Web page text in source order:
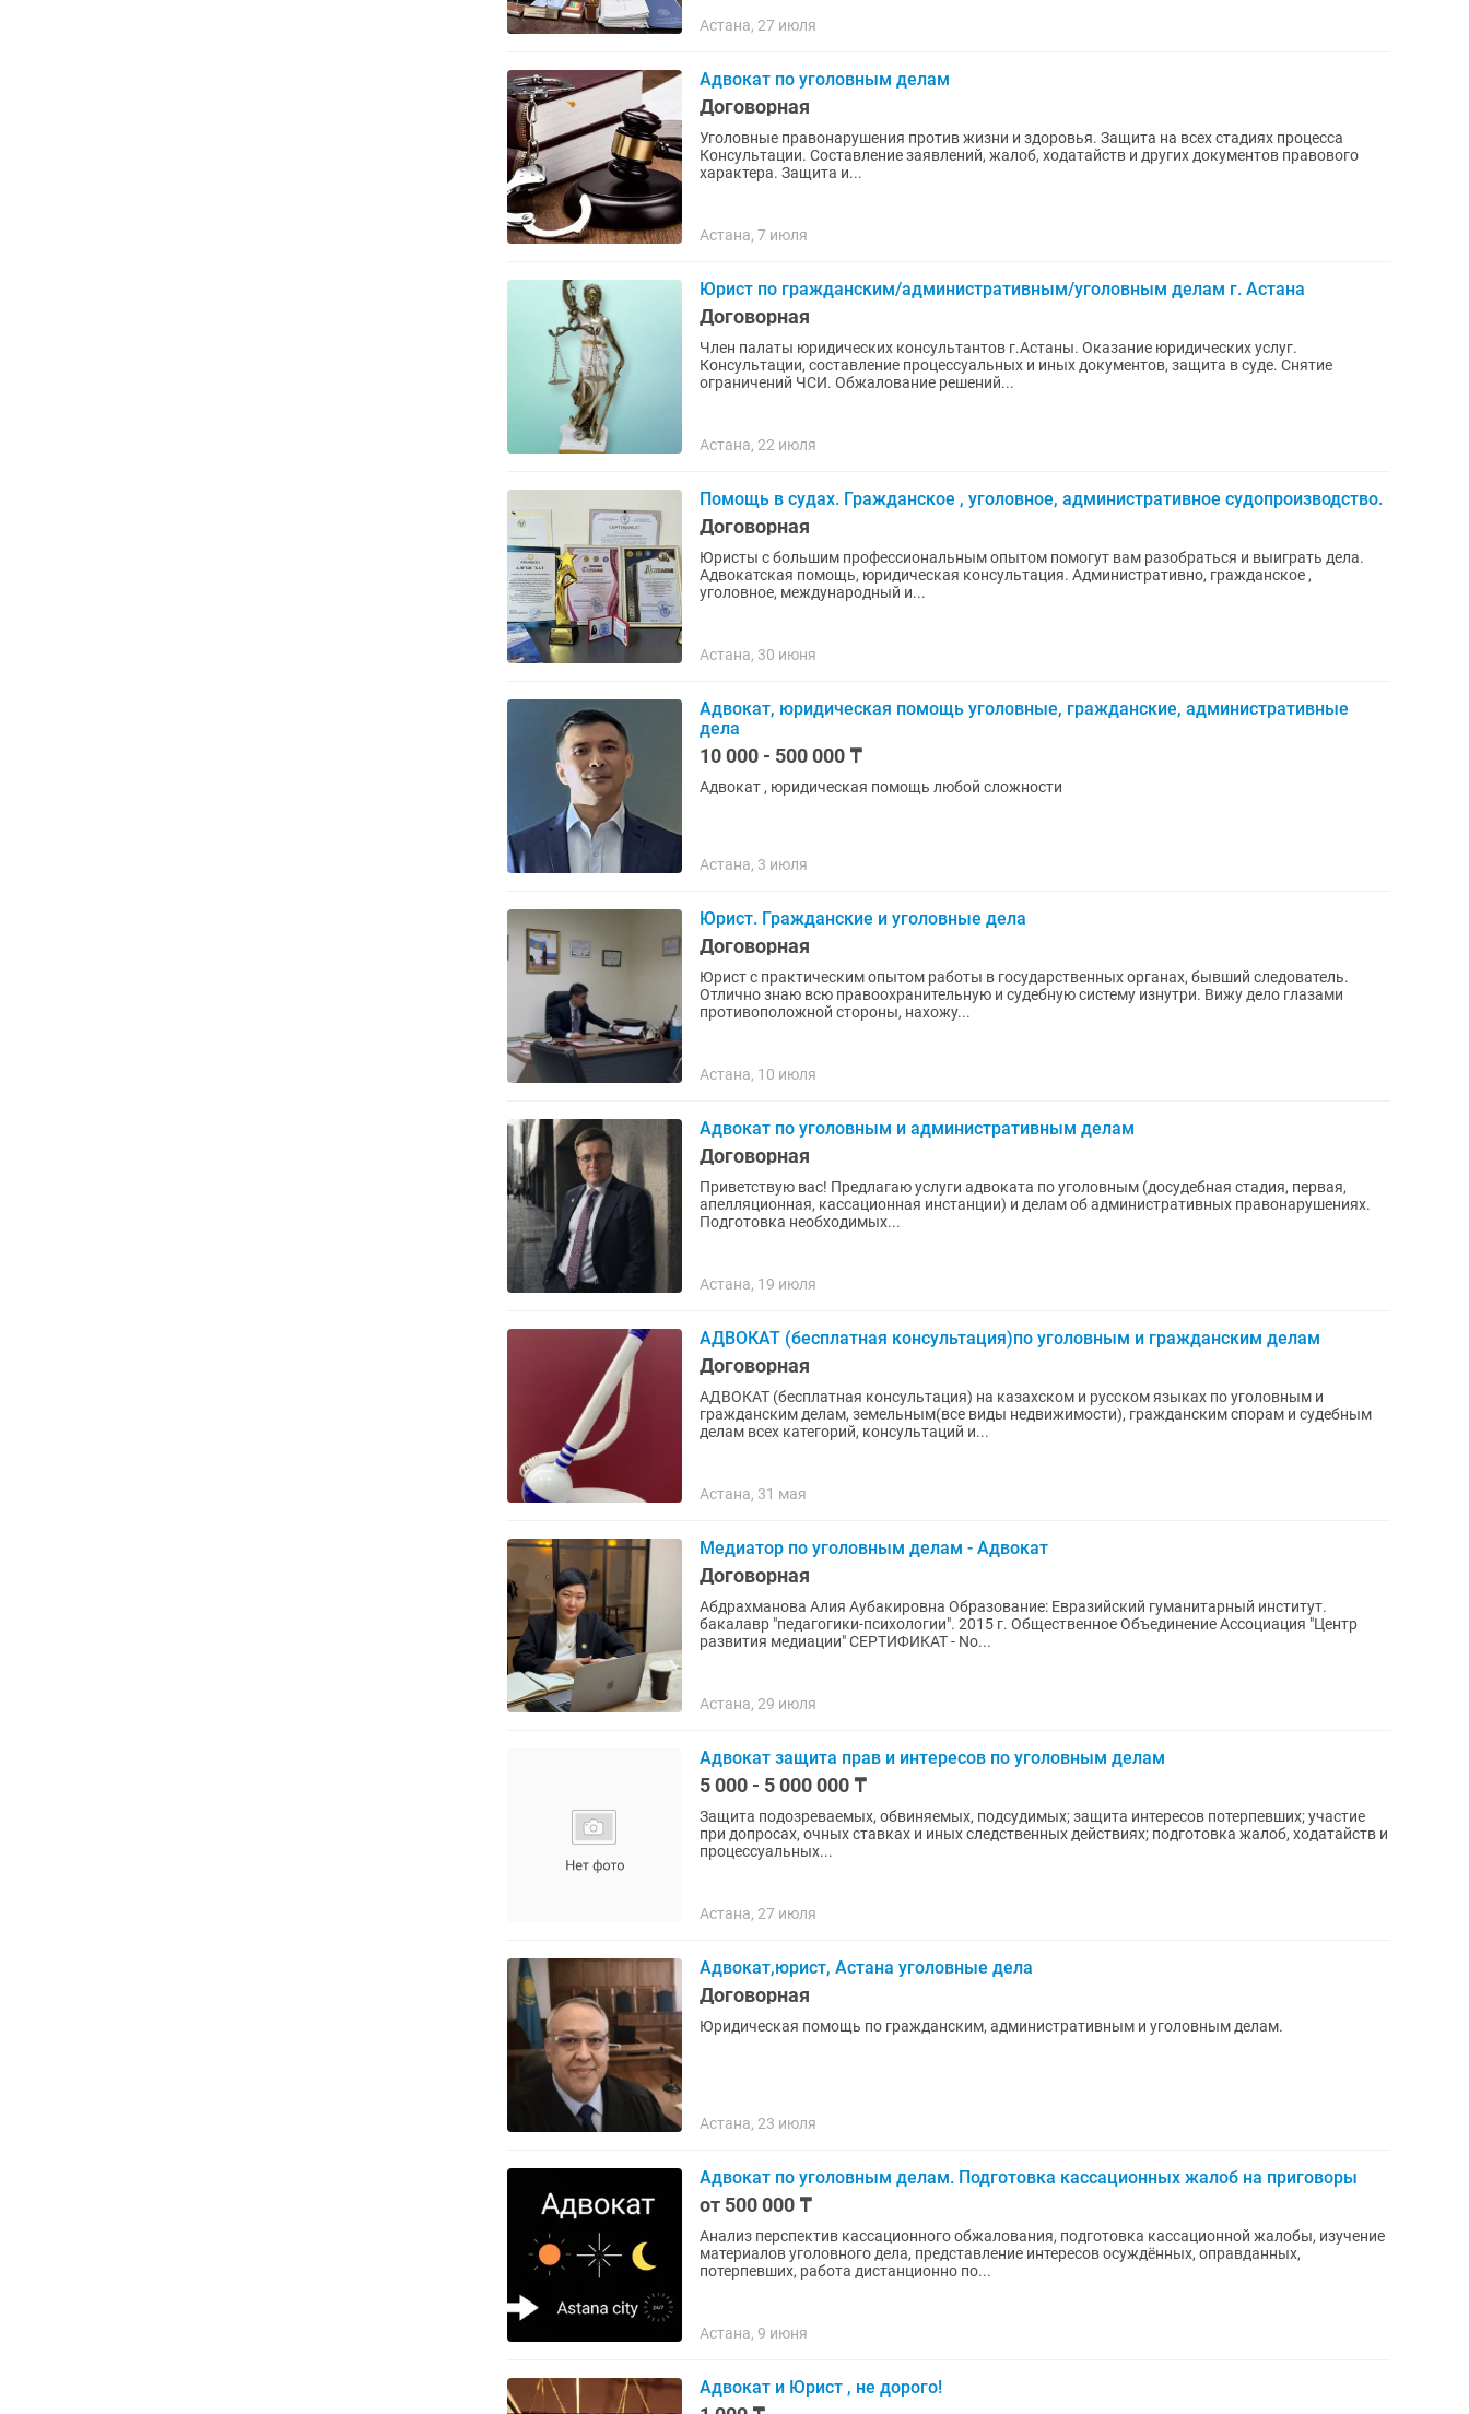
Астана, 27 июля
Адвокат по уголовным делам
Договорная
Уголовные правонарушения против жизни и здоровья. Защита на всех стадиях процесса
Консультации. Составление заявлений, жалоб, ходатайств и других документов правового
характера. Защита и...
Астана, 7 июля
Юрист по гражданским/административным/уголовным делам г. Астана
Договорная
Член палаты юридических консультантов г.Астаны. Оказание юридических услуг.
Консультации, составление процессуальных и иных документов, защита в суде. Снятие
ограничений ЧСИ. Обжалование решений...
Астана, 22 июля
Помощь в судах. Гражданское , уголовное, административное судопроизводство.
Договорная
Юристы с большим профессиональным опытом помогут вам разобраться и выиграть дела.
Адвокатская помощь, юридическая консультация. Административно, гражданское ,
уголовное, международный и...
Астана, 30 июня
Адвокат, юридическая помощь уголовные, гражданские, административные
дела
10 000 - 500 000 ₸
Адвокат , юридическая помощь любой сложности
Астана, 3 июля
Юрист. Гражданские и уголовные дела
Договорная
Юрист с практическим опытом работы в государственных органах, бывший следователь.
Отлично знаю всю правоохранительную и судебную систему изнутри. Вижу дело глазами
противоположной стороны, нахожу...
Астана, 10 июля
Адвокат по уголовным и административным делам
Договорная
Приветствую вас! Предлагаю услуги адвоката по уголовным (досудебная стадия, первая,
апелляционная, кассационная инстанции) и делам об административных правонарушениях.
Подготовка необходимых...
Астана, 19 июля
АДВОКАТ (бесплатная консультация)по уголовным и гражданским делам
Договорная
АДВОКАТ (бесплатная консультация) на казахском и русском языках по уголовным и
гражданским делам, земельным(все виды недвижимости), гражданским спорам и судебным
делам всех категорий, консультаций и...
Астана, 31 мая
Медиатор по уголовным делам - Адвокат
Договорная
Абдрахманова Алия Аубакировна Образование: Евразийский гуманитарный институт.
бакалавр "педагогики-психологии". 2015 г. Общественное Объединение Ассоциация "Центр
развития медиации" СЕРТИФИКАТ - No...
Астана, 29 июля
Адвокат защита прав и интересов по уголовным делам
5 000 - 5 000 000 ₸
Защита подозреваемых, обвиняемых, подсудимых; защита интересов потерпевших; участие
при допросах, очных ставках и иных следственных действиях; подготовка жалоб, ходатайств и
процессуальных...
Астана, 27 июля
Адвокат,юрист, Астана уголовные дела
Договорная
Юридическая помощь по гражданским, административным и уголовным делам.
Астана, 23 июля
Адвокат по уголовным делам. Подготовка кассационных жалоб на приговоры
от 500 000 ₸
Анализ перспектив кассационного обжалования, подготовка кассационной жалобы, изучение
материалов уголовного дела, представление интересов осуждённых, оправданных,
потерпевших, работа дистанционно по...
Астана, 9 июня
Адвокат и Юрист , не дорого!